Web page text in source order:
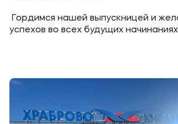
Контакты
Банковские реквизиты
+7 (495) 221-10-01
Гордимся нашей выпускницей и
успехов во всех будущих